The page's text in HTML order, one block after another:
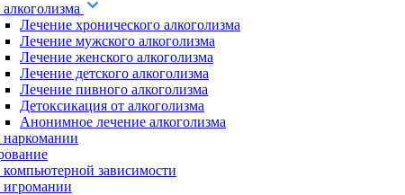
Лечение хронического алкоголизма
Лечение мужского алкоголизма
Лечение женского алкоголизма
Лечение детского алкоголизма
Лечение пивного алкоголизма
Детоксикация от алкоголизма
Анонимное лечение алкоголизма
зависимости
игромании